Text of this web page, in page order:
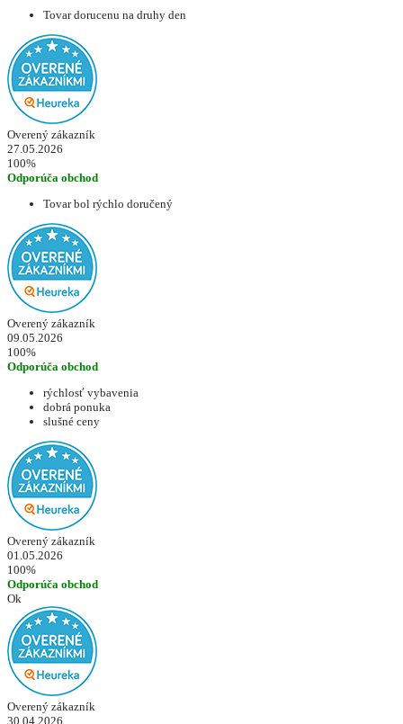
Tovar dorucenu na druhy den
Overený zákazník
27.05.2026
100%
Odporúča obchod
Tovar bol rýchlo doručený
Overený zákazník
09.05.2026
100%
Odporúča obchod
rýchlosť vybavenia
dobrá ponuka
slušné ceny
Overený zákazník
01.05.2026
100%
Odporúča obchod
Ok
Overený zákazník
30.04.2026